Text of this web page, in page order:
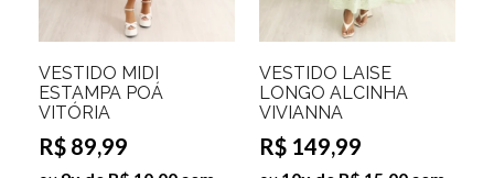
VESTIDO MIDI
ESTAMPA POÁ
VITÓRIA
R$ 89,99
VESTIDO LAISE
LONGO ALCINHA
VIVIANNA
R$ 149,99